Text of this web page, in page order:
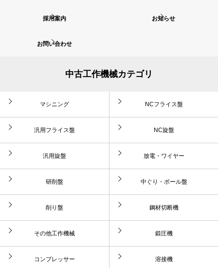
採用案内 お知らせ
お問い合わせ
中古工作機械カテゴリ
マシニング NCフライス盤
汎用フライス盤 NC旋盤
汎用旋盤 放電・ワイヤー
研削盤 中ぐり・ボール盤
削り盤 鋼材切断機
その他工作機械 鍛圧機
コンプレッサー 溶接機